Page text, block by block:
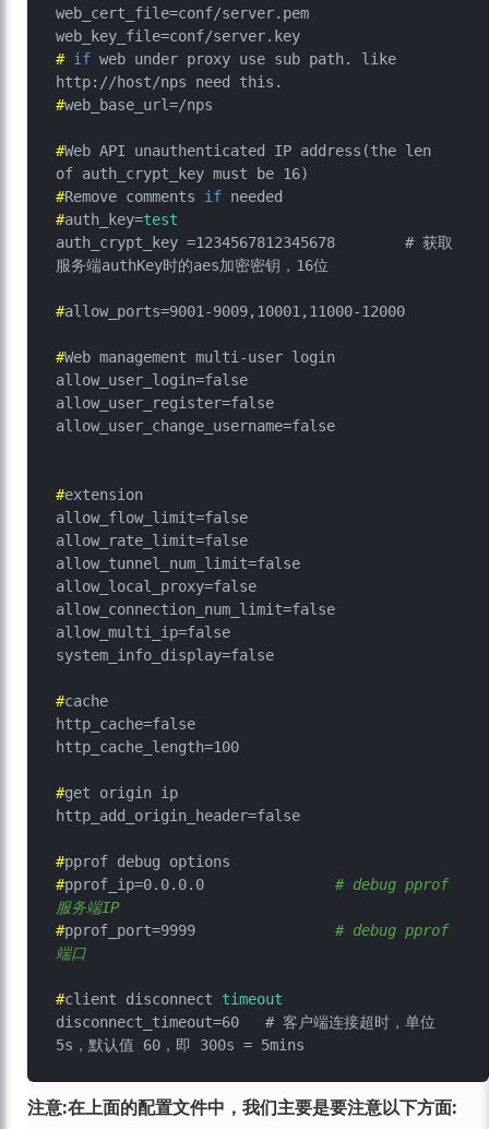
web_cert_file=conf/server.pem
# if web under proxy use sub path. like
http://host/nps need this.
#web_base_url=/nps
#Web API unauthenticated IP address(the len
of auth_crypt_key must be 16)
#Remove comments if needed
#auth_key=test
auth_crypt_key =1234567812345678	# 获取
#allow_ports=9001-9009,10001,11000-12000
#Web management multi-user login
allow_user_login=false
allow_user_register=false
#extension
allow_flow_limit=false
allow_rate_limit=false
allow_tunnel_num_limit=false
allow_local_proxy=false
allow_connection_num_limit=false
allow_multi_ip=false
#cache
http_cache=false
#get origin ip
#pprof debug options
#
# debug pprof
服务端IP
#
# debug pprof
端口
#client disconnect timeout
disconnect_timeout=60	# 客户端连接超时，单位
注意:在上面的配置文件中，我们主要是要注意以下方面: